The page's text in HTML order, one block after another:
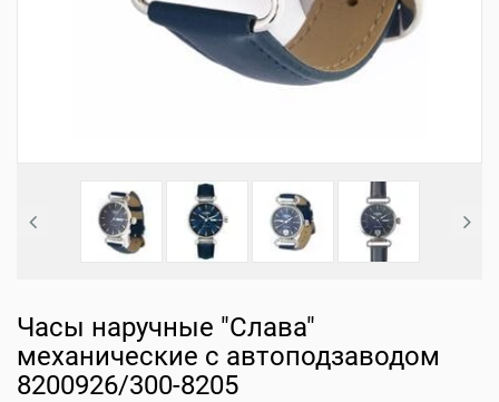
Часы наручные "Слава"
механические с автоподзаводом
8200926/300-8205